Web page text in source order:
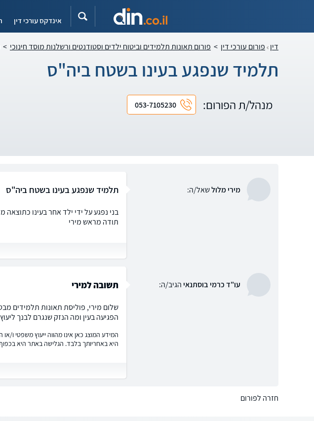
אינדקס עורכי דין
דין פורום עורכי דין > פורום תאונות תלמידים וביטוח ילדים וסטודנטים ורשלנות מוסד חינוכי >
תלמיד שנפגע בעינו בשטח ביה"ס
מנהל/ת הפורום: 053-7105230
מירי מלולשאל/ה: תלמיד שנפגע בעינו בשטח ביה"ס
בני נפגע על ידי ילד אחר בעינו
תודה מראש מירי
עו"ד כרמי בוסתנאי הגיב/ה: תשובה למירי
הפגיעה בעין ומה הנזק שנגרם לבנך
המידע המוצג כאן אינו מהווה ייעוץ משפטי
היא באחריותך בלבד. הגלישה באתר היא
חזרה לפורום